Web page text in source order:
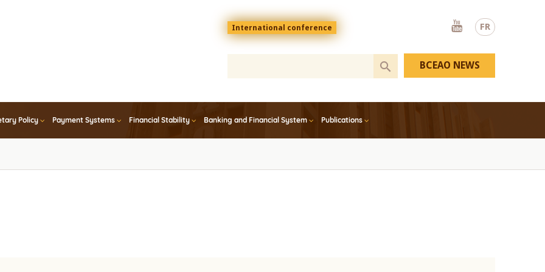
FR
Menu
top
En
International conference
Youtube
Policy Payment Systems Financial Stability Banking and Financial System Publications
BCEAO NEWS